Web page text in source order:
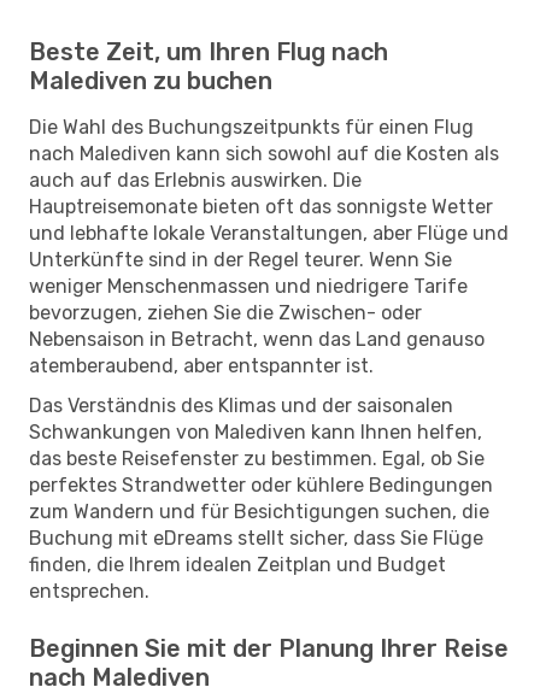
Beste Zeit, um Ihren Flug nach
Malediven zu buchen
Die Wahl des Buchungszeitpunkts für einen Flug
nach Malediven kann sich sowohl auf die Kosten als
auch auf das Erlebnis auswirken. Die
Hauptreisemonate bieten oft das sonnigste Wetter
und lebhafte lokale Veranstaltungen, aber Flüge und
Unterkünfte sind in der Regel teurer. Wenn Sie
weniger Menschenmassen und niedrigere Tarife
bevorzugen, ziehen Sie die Zwischen- oder
Nebensaison in Betracht, wenn das Land genauso
atemberaubend, aber entspannter ist.
Das Verständnis des Klimas und der saisonalen
Schwankungen von Malediven kann Ihnen helfen,
das beste Reisefenster zu bestimmen. Egal, ob Sie
perfektes Strandwetter oder kühlere Bedingungen
zum Wandern und für Besichtigungen suchen, die
Buchung mit eDreams stellt sicher, dass Sie Flüge
finden, die Ihrem idealen Zeitplan und Budget
entsprechen.
Beginnen Sie mit der Planung Ihrer Reise
nach Malediven